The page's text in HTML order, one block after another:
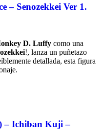
– Senozekkei Ver 1.
D. Luffy como una
!, lanza un puñetazo
detallada, esta figura
– Ichiban Kuji –